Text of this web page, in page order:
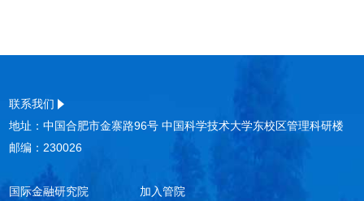
联系我们
地址：中国合肥市金寨路96号 中国科学技术大学东校区管理科研楼
邮编：230026
国际金融研究院 加入管院